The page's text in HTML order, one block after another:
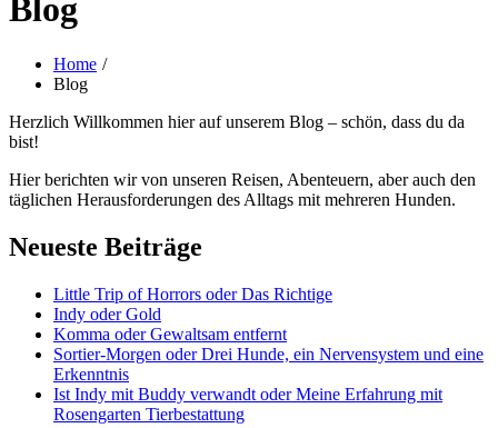
Blog
Home
Blog
Herzlich Willkommen hier auf unserem Blog – schön, dass du da
bist!
Hier berichten wir von unseren Reisen, Abenteuern, aber auch den
täglichen Herausforderungen des Alltags mit mehreren Hunden.
Neueste Beiträge
Little Trip of Horrors oder Das Richtige
Indy oder Gold
Komma oder Gewaltsam entfernt
Sortier-Morgen oder Drei Hunde, ein Nervensystem und eine
Erkenntnis
Ist Indy mit Buddy verwandt oder Meine Erfahrung mit
Rosengarten Tierbestattung